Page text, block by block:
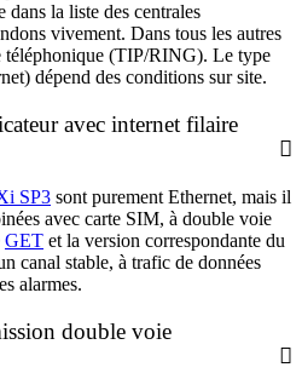
la liste des centrales
vivement. Dans tous les autres
téléphonique (TIP/RING). Le type
dépend des conditions sur site.
avec internet filaire
SP3 sont purement Ethernet, mais il
avec carte SIM, à double voie
GET et la version correspondante du
canal stable, à trafic de données
alarmes.
double voie